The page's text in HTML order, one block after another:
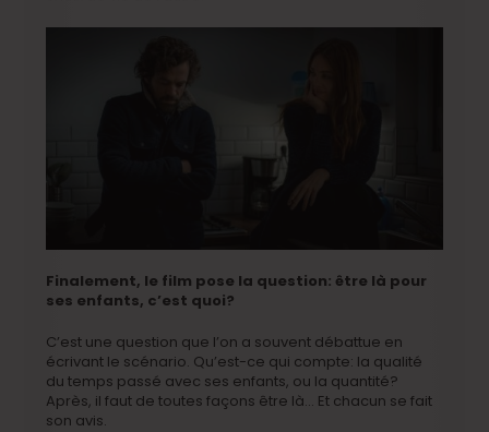
Finalement, le film pose la question: être là pour
ses enfants, c’est quoi?
C’est une question que l’on a souvent débattue en
écrivant le scénario. Qu’est-ce qui compte: la qualité
du temps passé avec ses enfants, ou la quantité?
Après, il faut de toutes façons être là… Et chacun se fait
son avis.